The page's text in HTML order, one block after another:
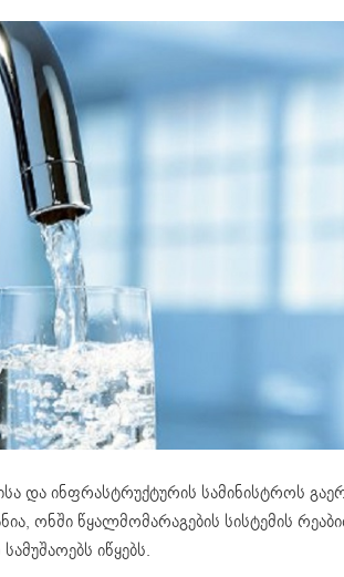
და ინფრასტრუქტურის სამინისტროს
ონში წყალმომარაგების სისტემის
იწყებს.